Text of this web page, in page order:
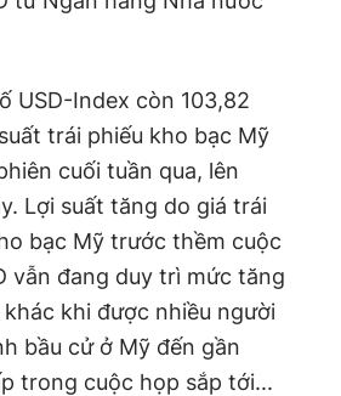
USD-Index còn 103,82
trái phiếu kho bạc Mỹ
cuối tuần qua, lên
Lợi suất tăng do giá trái
bạc Mỹ trước thềm cuộc
vẫn đang duy trì mức tăng
khi được nhiều người
bầu cử ở Mỹ đến gần
trong cuộc họp sắp tới...